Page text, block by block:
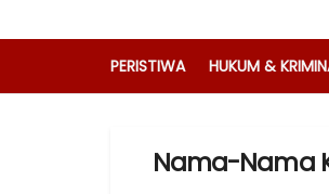
PERISTIWA HUKUM &
Nama-Nama